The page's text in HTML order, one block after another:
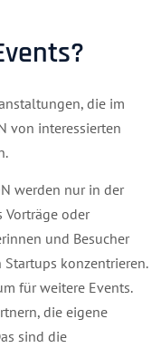
die im
von interessierten
werden nur in der
Vorträge oder
und Besucher
konzentrieren.
für weitere Events.
die eigene
sind die